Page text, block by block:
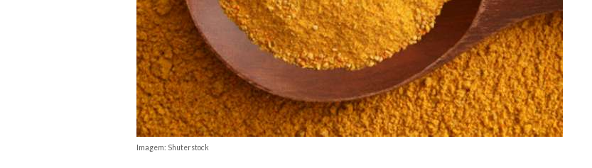
Imagem: Shuterstock